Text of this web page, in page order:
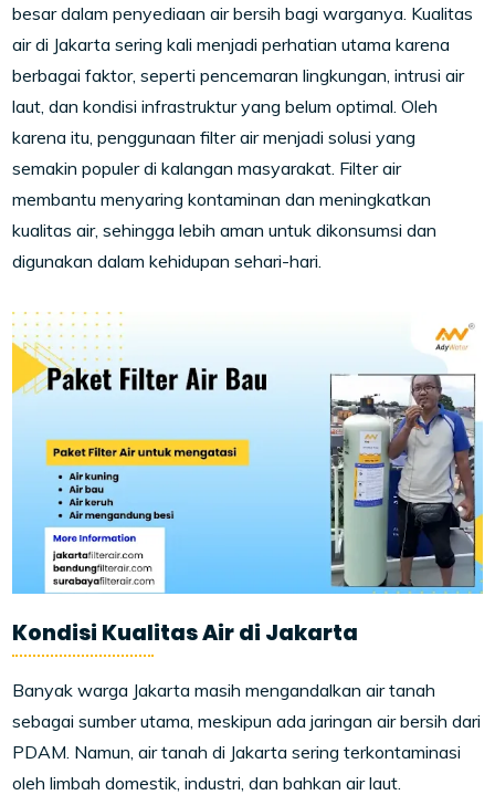
besar dalam penyediaan air bersih bagi warganya. Kualitas
air di Jakarta sering kali menjadi perhatian utama karena
berbagai faktor, seperti pencemaran lingkungan, intrusi air
laut, dan kondisi infrastruktur yang belum optimal. Oleh
karena itu, penggunaan filter air menjadi solusi yang
semakin populer di kalangan masyarakat. Filter air
membantu menyaring kontaminan dan meningkatkan
kualitas air, sehingga lebih aman untuk dikonsumsi dan
digunakan dalam kehidupan sehari-hari.
Kondisi Kualitas Air di Jakarta
Banyak warga Jakarta masih mengandalkan air tanah
sebagai sumber utama, meskipun ada jaringan air bersih dari
PDAM. Namun, air tanah di Jakarta sering terkontaminasi
oleh limbah domestik, industri, dan bahkan air laut.